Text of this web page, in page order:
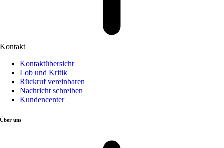
Kontakt
Kontaktübersicht
Lob und Kritik
Rückruf vereinbaren
Nachricht schreiben
Kundencenter
Über uns